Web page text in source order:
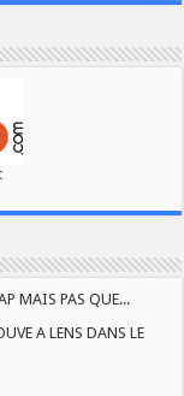
MAIS PAS QUE...
A LENS DANS LE